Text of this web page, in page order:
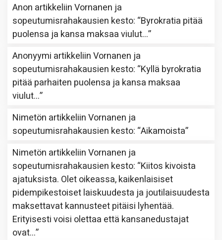
Anon artikkeliinVornanen ja
sopeutumisrahakausien kesto: “Byrokratia pitää
puolensa ja kansa maksaa viulut…”
Anonyymi artikkeliinVornanen ja
sopeutumisrahakausien kesto: “Kyllä byrokratia
pitää parhaiten puolensa ja kansa maksaa
viulut…”
Nimetön artikkeliinVornanen ja
sopeutumisrahakausien kesto: “Aikamoista”
Nimetön artikkeliinVornanen ja
sopeutumisrahakausien kesto: “Kiitos kivoista
ajatuksista. Olet oikeassa, kaikenlaisiset
pidempikestoiset laiskuudesta ja joutilaisuudesta
maksettavat kannusteet pitäisi lyhentää.
Erityisesti voisi olettaa että kansanedustajat
ovat…”